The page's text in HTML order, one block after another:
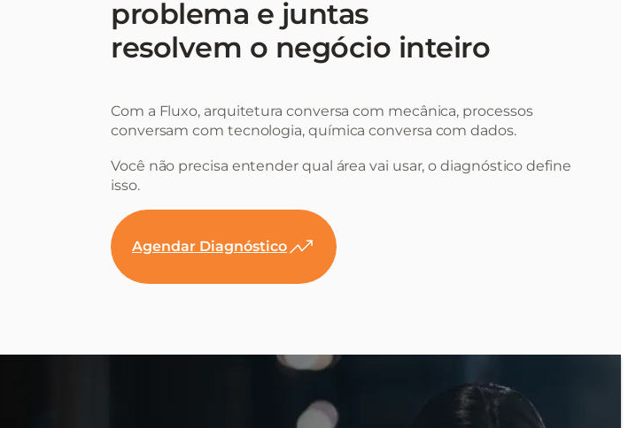
problema e juntas
resolvem o negócio inteiro
Com a Fluxo, arquitetura conversa com mecânica, processos
conversam com tecnologia, química conversa com dados.
Você não precisa entender qual área vai usar, o diagnóstico define
isso.
Agendar Diagnóstico